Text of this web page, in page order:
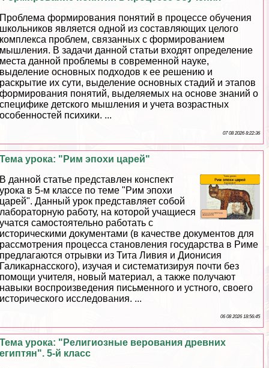
Проблема формирования понятий в процессе обучения
школьников является одной из составляющих целого
комплекса проблем, связанных с формированием
мышления. В задачи данной статьи входят определение
места данной проблемы в современной науке,
выделение основных подходов к ее решению и
раскрытие их сути, выделение основных стадий и этапов
формирования понятий, выделяемых на основе знаний о
специфике детского мышления и учета возрастных
особенностей психики. ...
07 08 2026 8:22:36
Тема урока: "Рим эпохи царей"
В данной статье представлен конспект
урока в 5-м классе по теме "Рим эпохи
царей". Данный урок представляет собой
лабораторную работу, на которой учащиеся
учатся самостоятельно работать с
историческими документами (в качестве документов для
рассмотрения процесса становления государства в Риме
предлагаются отрывки из Тита Ливия и Дионисия
Галикарнасского), изучая и систематизируя почти без
помощи учителя, новый материал, а также получают
навыки воспроизведения письменного и устного, своего
исторического исследования. ...
06 08 2026 18:56:45
Тема урока: "Религиозные верования древних
египтян". 5-й класс